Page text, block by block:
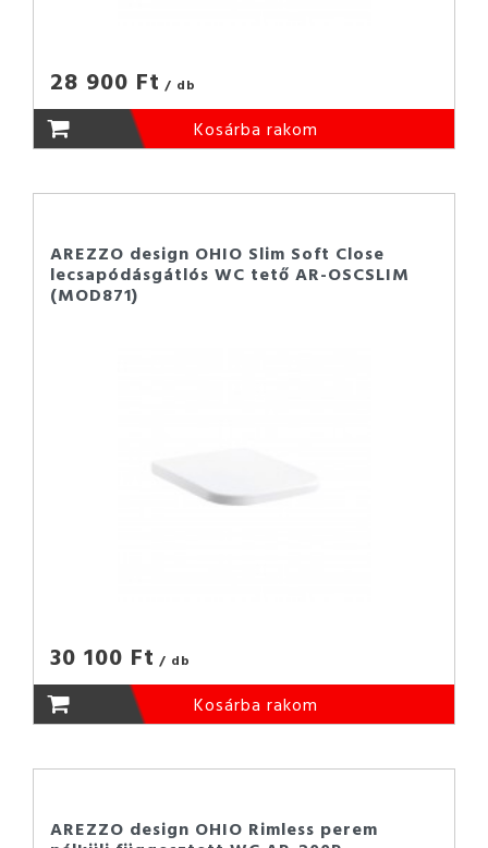
28 900 Ft / db
Kosárba rakom
AREZZO design OHIO Slim Soft Close
lecsapódásgátlós WC tető AR-OSCSLIM
(MOD871)
30 100 Ft / db
Kosárba rakom
AREZZO design OHIO Rimless perem